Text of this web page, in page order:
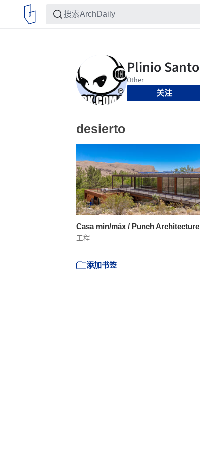
关注
desierto
Casa min/máx / Punch Architecture
工程
添加书签